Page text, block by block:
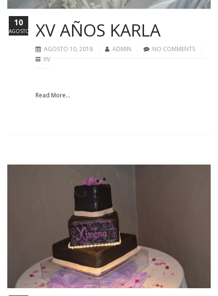
XV AÑOS KARLA
AGOSTO 10, 2018 ADMIN
NO COMMENTS
XV
Read More...
10
AGOSTO